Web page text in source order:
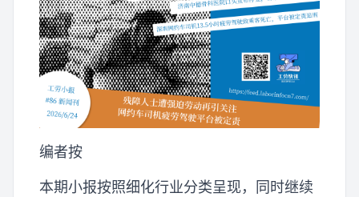
编者按
本期小报按照细化行业分类呈现，同时继续